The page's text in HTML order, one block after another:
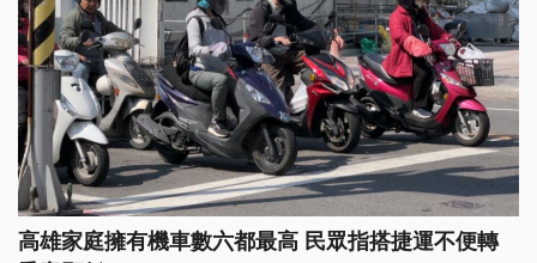
高雄家庭擁有機車數六都最高 民眾指搭捷運不便轉